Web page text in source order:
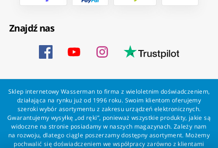
Znajdź nas
Sklep internetowy Wasserman to firma z wieloletnim doświadczeniem,
działająca na rynku już od 1996 roku. Swoim klientom oferujemy
szeroki wybór asortymentu z zakresu urządzeń elektronicznych.
Gwarantujemy wysyłkę „od ręki”, ponieważ wszystkie produkty, jakie są
widoczne na stronie posiadamy w naszych magazynach. Zależy nam
na rozwoju, dlatego ciągle poszerzamy dostępny asortyment. Możemy
pochwalić się doświadczeniem we współpracy zarówno z klientami